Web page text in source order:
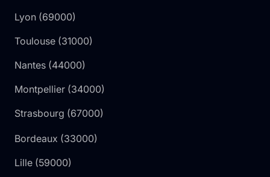
Lyon (69000)
Toulouse (31000)
Nantes (44000)
Montpellier (34000)
Strasbourg (67000)
Bordeaux (33000)
Lille (59000)